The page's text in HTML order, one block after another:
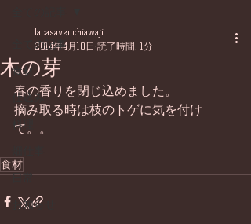
全ての記事
食材
仕込み
料理
日常
お知らせ
木の芽
lacasavecchiawaji
2014年4月10日 読了時間: 1分
春の香りを閉じ込めました。
摘み取る時は枝のトゲに気を付け
て。。
食材